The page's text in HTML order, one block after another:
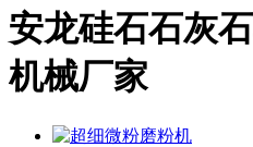
安龙硅石石灰
机械厂家